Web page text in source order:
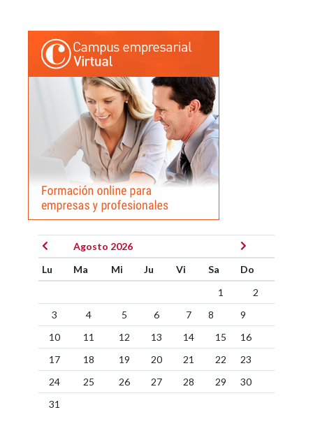
Agosto 2026
Lu
Ma Mi Ju Vi Sa
Do
1
2
3
4 5 6 7 8
9
10
11 12 13 14 15
16
17
18 19 20 21 22
23
24
25 26 27 28 29
30
31